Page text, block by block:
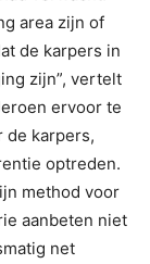
area zijn of
de karpers in
zijn”, vertelt
ervoor te
de karpers,
optreden.
method voor
aanbeten niet
net